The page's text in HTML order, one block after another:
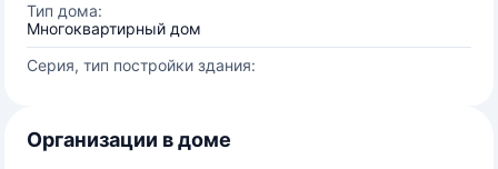
Тип дома:
Многоквартирный дом
Серия, тип постройки здания:
Организации в доме